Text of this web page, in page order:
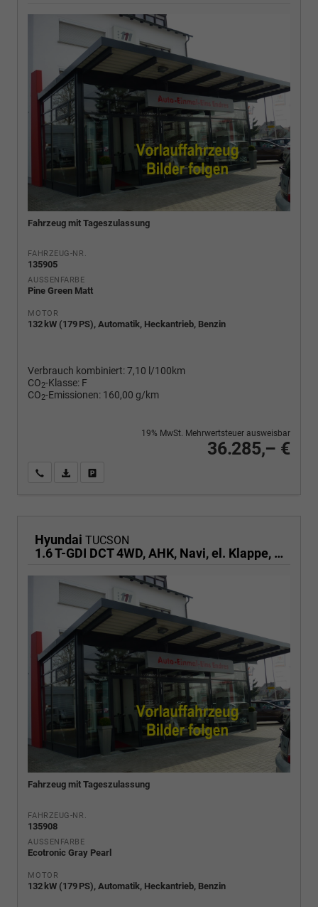
Fahrzeug mit Tageszulassung
FAHRZEUG-NR.
135905
AUSSENFARBE
Pine Green Matt
MOTOR
132 kW (179 PS), Automatik, Heckantrieb, Benzin
Verbrauch kombiniert:7,10 l/100km
CO2-Klasse: F
CO2-Emissionen: 160,00 g/km
36.285,– €
19% MwSt. Mehrwertsteuer ausweisbar
Wir rufen Sie anPDF-Fahrzeugexposé drucken
Hyundai TUCSON
1.6 T-GDI DCT 4WD, AHK, Navi, el. Klappe, Kamera, Side, Winter, 19-Zoll
Fahrzeug mit Tageszulassung
FAHRZEUG-NR.
135908
AUSSENFARBE
Ecotronic Gray Pearl
MOTOR
132 kW (179 PS), Automatik, Heckantrieb, Benzin